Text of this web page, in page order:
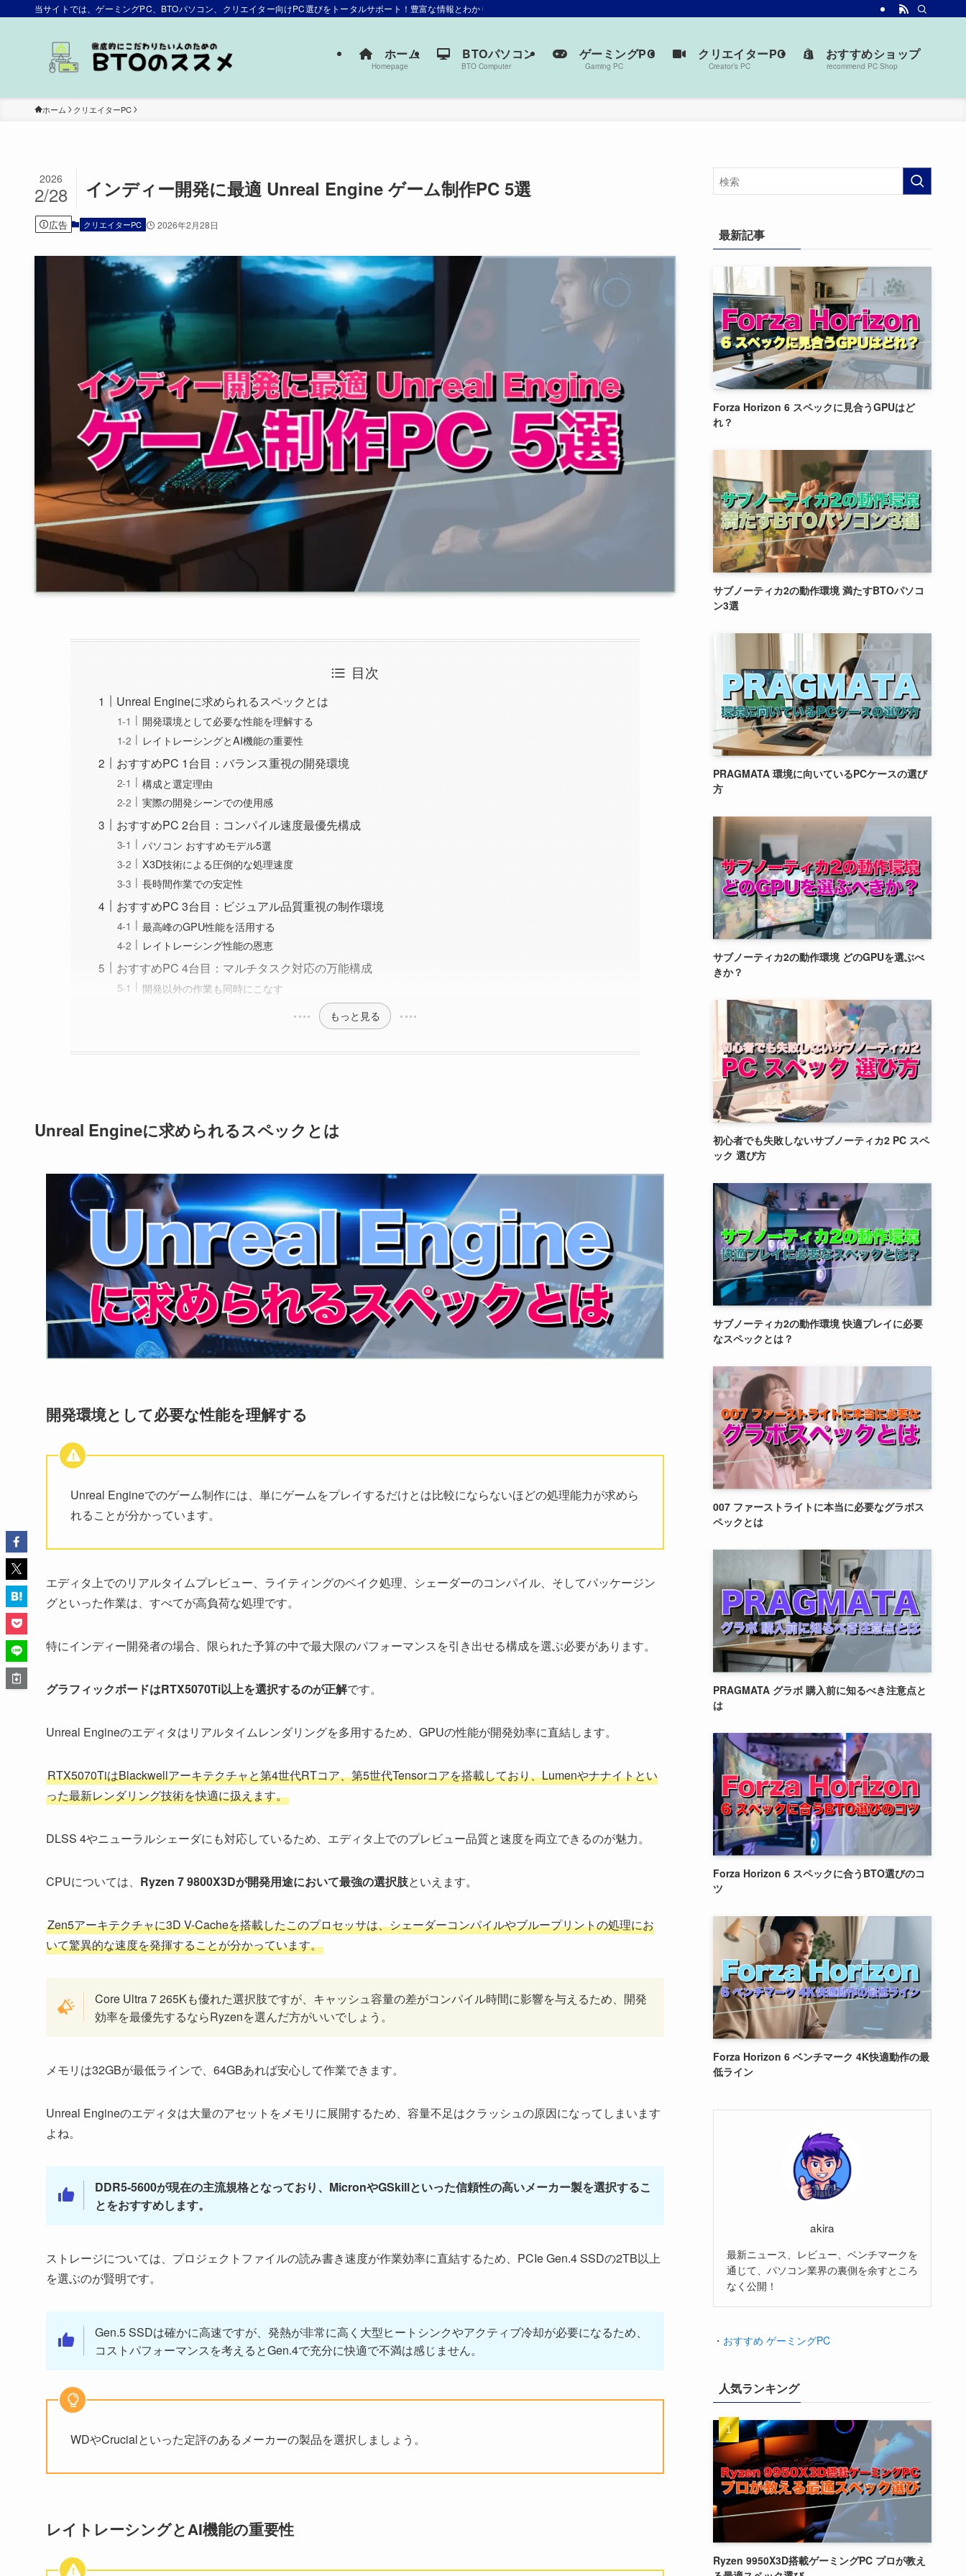
当サイトでは、ゲーミングPC、BTOパソコン、クリエイター向けPC選びをトータルサポート！豊富な情報とわかりやすい解説で、あなたにぴったりの一台を見つけよう。
ホーム
Homepage
BTOパソコン
BTO Computer
ゲーミングPC
Gaming PC
クリエイターPC
Creator’s PC
おすすめショップ
recommend PC Shop
ホーム クリエイターPC
インディー開発に最適 Unreal Engine ゲーム制作PC 5選
2026
2/28
広告 クリエイターPC 2026年2月28日
目次
Unreal Engineに求められるスペックとは
開発環境として必要な性能を理解する
レイトレーシングとAI機能の重要性
おすすめPC 1台目：バランス重視の開発環境
構成と選定理由
実際の開発シーンでの使用感
おすすめPC 2台目：コンパイル速度最優先構成
パソコン おすすめモデル5選
X3D技術による圧倒的な処理速度
長時間作業での安定性
おすすめPC 3台目：ビジュアル品質重視の制作環境
最高峰のGPU性能を活用する
レイトレーシング性能の恩恵
おすすめPC 4台目：マルチタスク対応の万能構成
開発以外の作業も同時にこなす
もっと見る
Unreal Engineに求められるスペックとは
開発環境として必要な性能を理解する
Unreal Engineでのゲーム制作には、単にゲームをプレイするだけとは比較にならないほどの処理能力が求めら
れることが分かっています。
エディタ上でのリアルタイムプレビュー、ライティングのベイク処理、シェーダーのコンパイル、そしてパッケージン
グといった作業は、すべてが高負荷な処理です。
特にインディー開発者の場合、限られた予算の中で最大限のパフォーマンスを引き出せる構成を選ぶ必要があります。
グラフィックボードはRTX5070Ti以上を選択するのが正解です。
Unreal Engineのエディタはリアルタイムレンダリングを多用するため、GPUの性能が開発効率に直結します。
RTX5070TiはBlackwellアーキテクチャと第4世代RTコア、第5世代Tensorコアを搭載しており、Lumenやナナイトとい
った最新レンダリング技術を快適に扱えます。
DLSS 4やニューラルシェーダにも対応しているため、エディタ上でのプレビュー品質と速度を両立できるのが魅力。
CPUについては、 Ryzen 7 9800X3Dが開発用途において最強の選択肢といえます。
Zen5アーキテクチャに3D V-Cacheを搭載したこのプロセッサは、シェーダーコンパイルやブループリントの処理にお
いて驚異的な速度を発揮することが分かっています。
Core Ultra 7 265Kも優れた選択肢ですが、キャッシュ容量の差がコンパイル時間に影響を与えるため、開発
効率を最優先するならRyzenを選んだ方がいいでしょう。
メモリは32GBが最低ラインで、64GBあれば安心して作業できます。
Unreal Engineのエディタは大量のアセットをメモリに展開するため、容量不足はクラッシュの原因になってしまいます
よね。
DDR5-5600が現在の主流規格となっており、MicronやGSkillといった信頼性の高いメーカー製を選択するこ
とをおすすめします。
ストレージについては、プロジェクトファイルの読み書き速度が作業効率に直結するため、PCIe Gen.4 SSDの2TB以上
を選ぶのが賢明です。
Gen.5 SSDは確かに高速ですが、発熱が非常に高く大型ヒートシンクやアクティブ冷却が必要になるため、
コストパフォーマンスを考えるとGen.4で充分に快適で不満は感じません。
WDやCrucialといった定評のあるメーカーの製品を選択しましょう。
レイトレーシングとAI機能の重要性
最新記事
Forza Horizon 6 スペックに見合うGPUはど
れ？
サブノーティカ2の動作環境 満たすBTOパソコ
ン3選
PRAGMATA 環境に向いているPCケースの選び
方
サブノーティカ2の動作環境 どのGPUを選ぶべ
きか？
初心者でも失敗しないサブノーティカ2 PC スペ
ック 選び方
サブノーティカ2の動作環境 快適プレイに必要
なスペックとは？
007 ファーストライトに本当に必要なグラボス
ペックとは
PRAGMATA グラボ 購入前に知るべき注意点と
は
Forza Horizon 6 スペックに合うBTO選びのコ
ツ
Forza Horizon 6 ベンチマーク 4K快適動作の最
低ライン
akira
最新ニュース、レビュー、ベンチマークを
通じて、パソコン業界の裏側を余すところ
なく公開！
・ おすすめ ゲーミングPC
人気ランキング
Ryzen 9950X3D搭載ゲーミングPC プロが教え